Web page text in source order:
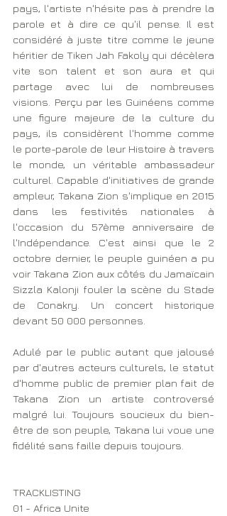
pays, l'artiste n'hésite pas à prendre la
parole et à dire ce qu'il pense. Il est
considéré à juste titre comme le jeune
héritier de Tiken Jah Fakoly qui décèlera
vite son talent et son aura et qui
partage avec lui de nombreuses
visions. Perçu par les Guinéens comme
une figure majeure de la culture du
pays, ils considèrent l'homme comme
le porte-parole de leur Histoire à travers
le monde, un véritable ambassadeur
culturel. Capable d'initiatives de grande
ampleur, Takana Zion s'implique en 2015
dans les festivités nationales à
l'occasion du 57ème anniversaire de
l'Indépendance. C'est ainsi que le 2
octobre dernier, le peuple guinéen a pu
voir Takana Zion aux côtés du Jamaïcain
Sizzla Kalonji fouler la scène du Stade
de Conakry. Un concert historique
devant 50 000 personnes.
Adulé par le public autant que jalousé
par d'autres acteurs culturels, le statut
d'homme public de premier plan fait de
Takana Zion un artiste controversé
malgré lui. Toujours soucieux du bien-
être de son peuple, Takana lui voue une
fidélité sans faille depuis toujours.
TRACKLISTING
01 - Africa Unite